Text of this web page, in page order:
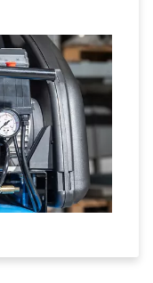
w celu
ciśnieniem